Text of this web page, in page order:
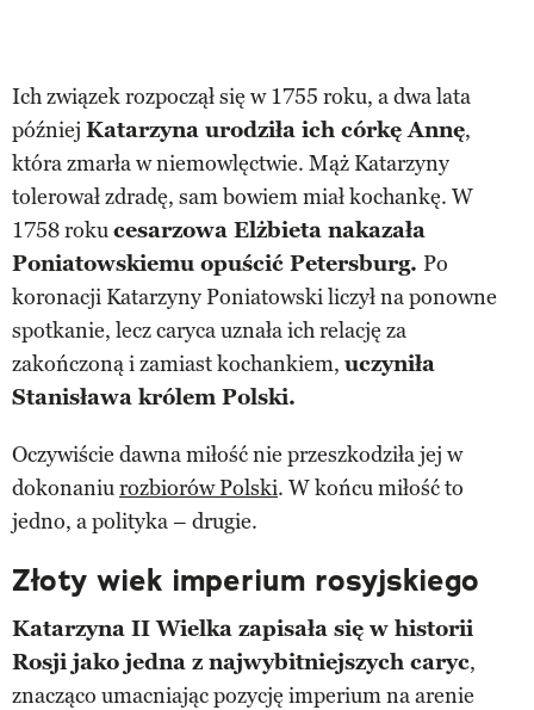
Ich związek rozpoczął się w 1755 roku, a dwa lata
później Katarzyna urodziła ich córkę Annę,
która zmarła w niemowlęctwie. Mąż Katarzyny
tolerował zdradę, sam bowiem miał kochankę. W
1758 rokucesarzowa Elżbieta nakazała
Poniatowskiemu opuścić Petersburg. Po
koronacji Katarzyny Poniatowski liczył na ponowne
spotkanie, lecz caryca uznała ich relację za
zakończoną i zamiast kochankiem, uczyniła
Stanisława królem Polski.
Oczywiście dawna miłość nie przeszkodziła jej w
dokonaniurozbiorów Polski. W końcu miłość to
jedno, a polityka – drugie.
Złoty wiek imperium rosyjskiego
Katarzyna II Wielka zapisała się w historii
Rosji jako jedna z najwybitniejszych caryc,
znacząco umacniając pozycję imperium na arenie